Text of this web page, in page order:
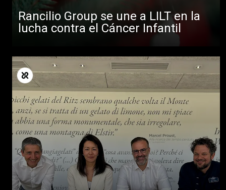
Rancilio Group se une a LILT en la
lucha contra el Cáncer Infantil